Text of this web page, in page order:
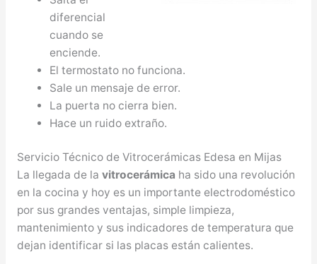
diferencial
cuando se
enciende.
El termostato no funciona.
Sale un mensaje de error.
La puerta no cierra bien.
Hace un ruido extraño.
Servicio Técnico de Vitrocerámicas Edesa en Mijas
La llegada de la vitrocerámica ha sido una revolución
en la cocina y hoy es un importante electrodoméstico
por sus grandes ventajas, simple limpieza,
mantenimiento y sus indicadores de temperatura que
dejan identificar si las placas están calientes.